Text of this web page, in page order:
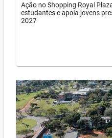
Ação no Shopping Royal
estudantes e apoia jovens
2027